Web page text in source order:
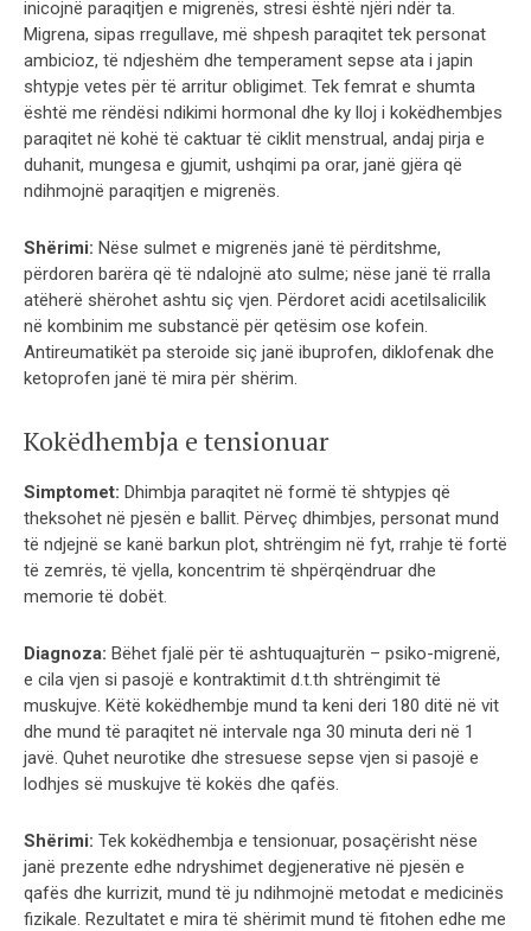
inicojnë paraqitjen e migrenës, stresi është njëri ndër ta.
Migrena, sipas rregullave, më shpesh paraqitet tek personat
ambicioz, të ndjeshëm dhe temperament sepse ata i japin
shtypje vetes për të arritur obligimet. Tek femrat e shumta
është me rëndësi ndikimi hormonal dhe ky lloj i kokëdhembjes
paraqitet në kohë të caktuar të ciklit menstrual, andaj pirja e
duhanit, mungesa e gjumit, ushqimi pa orar, janë gjëra që
ndihmojnë paraqitjen e migrenës.
Shërimi: Nëse sulmet e migrenës janë të përditshme,
përdoren barëra që të ndalojnë ato sulme; nëse janë të rralla
atëherë shërohet ashtu siç vjen. Përdoret acidi acetilsalicilik
në kombinim me substancë për qetësim ose kofein.
Antireumatikët pa steroide siç janë ibuprofen, diklofenak dhe
ketoprofen janë të mira për shërim.
Kokëdhembja e tensionuar
Simptomet: Dhimbja paraqitet në formë të shtypjes që
theksohet në pjesën e ballit. Përveç dhimbjes, personat mund
të ndjejnë se kanë barkun plot, shtrëngim në fyt, rrahje të fortë
të zemrës, të vjella, koncentrim të shpërqëndruar dhe
memorie të dobët.
Diagnoza: Bëhet fjalë për të ashtuquajturën – psiko-migrenë,
e cila vjen si pasojë e kontraktimit d.t.th shtrëngimit të
muskujve. Këtë kokëdhembje mund ta keni deri 180 ditë në vit
dhe mund të paraqitet në intervale nga 30 minuta deri në 1
javë. Quhet neurotike dhe stresuese sepse vjen si pasojë e
lodhjes së muskujve të kokës dhe qafës.
Shërimi: Tek kokëdhembja e tensionuar, posaçërisht nëse
janë prezente edhe ndryshimet degjenerative në pjesën e
qafës dhe kurrizit, mund të ju ndihmojnë metodat e medicinës
fizikale. Rezultatet e mira të shërimit mund të fitohen edhe me